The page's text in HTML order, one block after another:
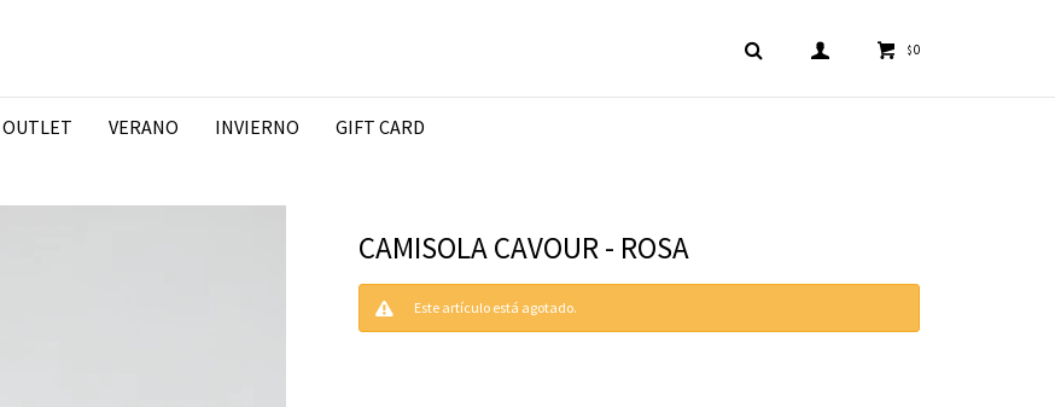
OUTLET VERANO INVIERNO GIFT CARD
$0
CAMISOLA CAVOUR - ROSA
Este artículo está agotado.